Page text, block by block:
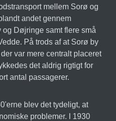
mellem Sorø og
andet gennem
Døjringe samt flere små
På trods af at Sorø by
var mere centralt placeret
det aldrig rigtigt for
antal passagerer.
blev det tydeligt, at
problemer. I 1930